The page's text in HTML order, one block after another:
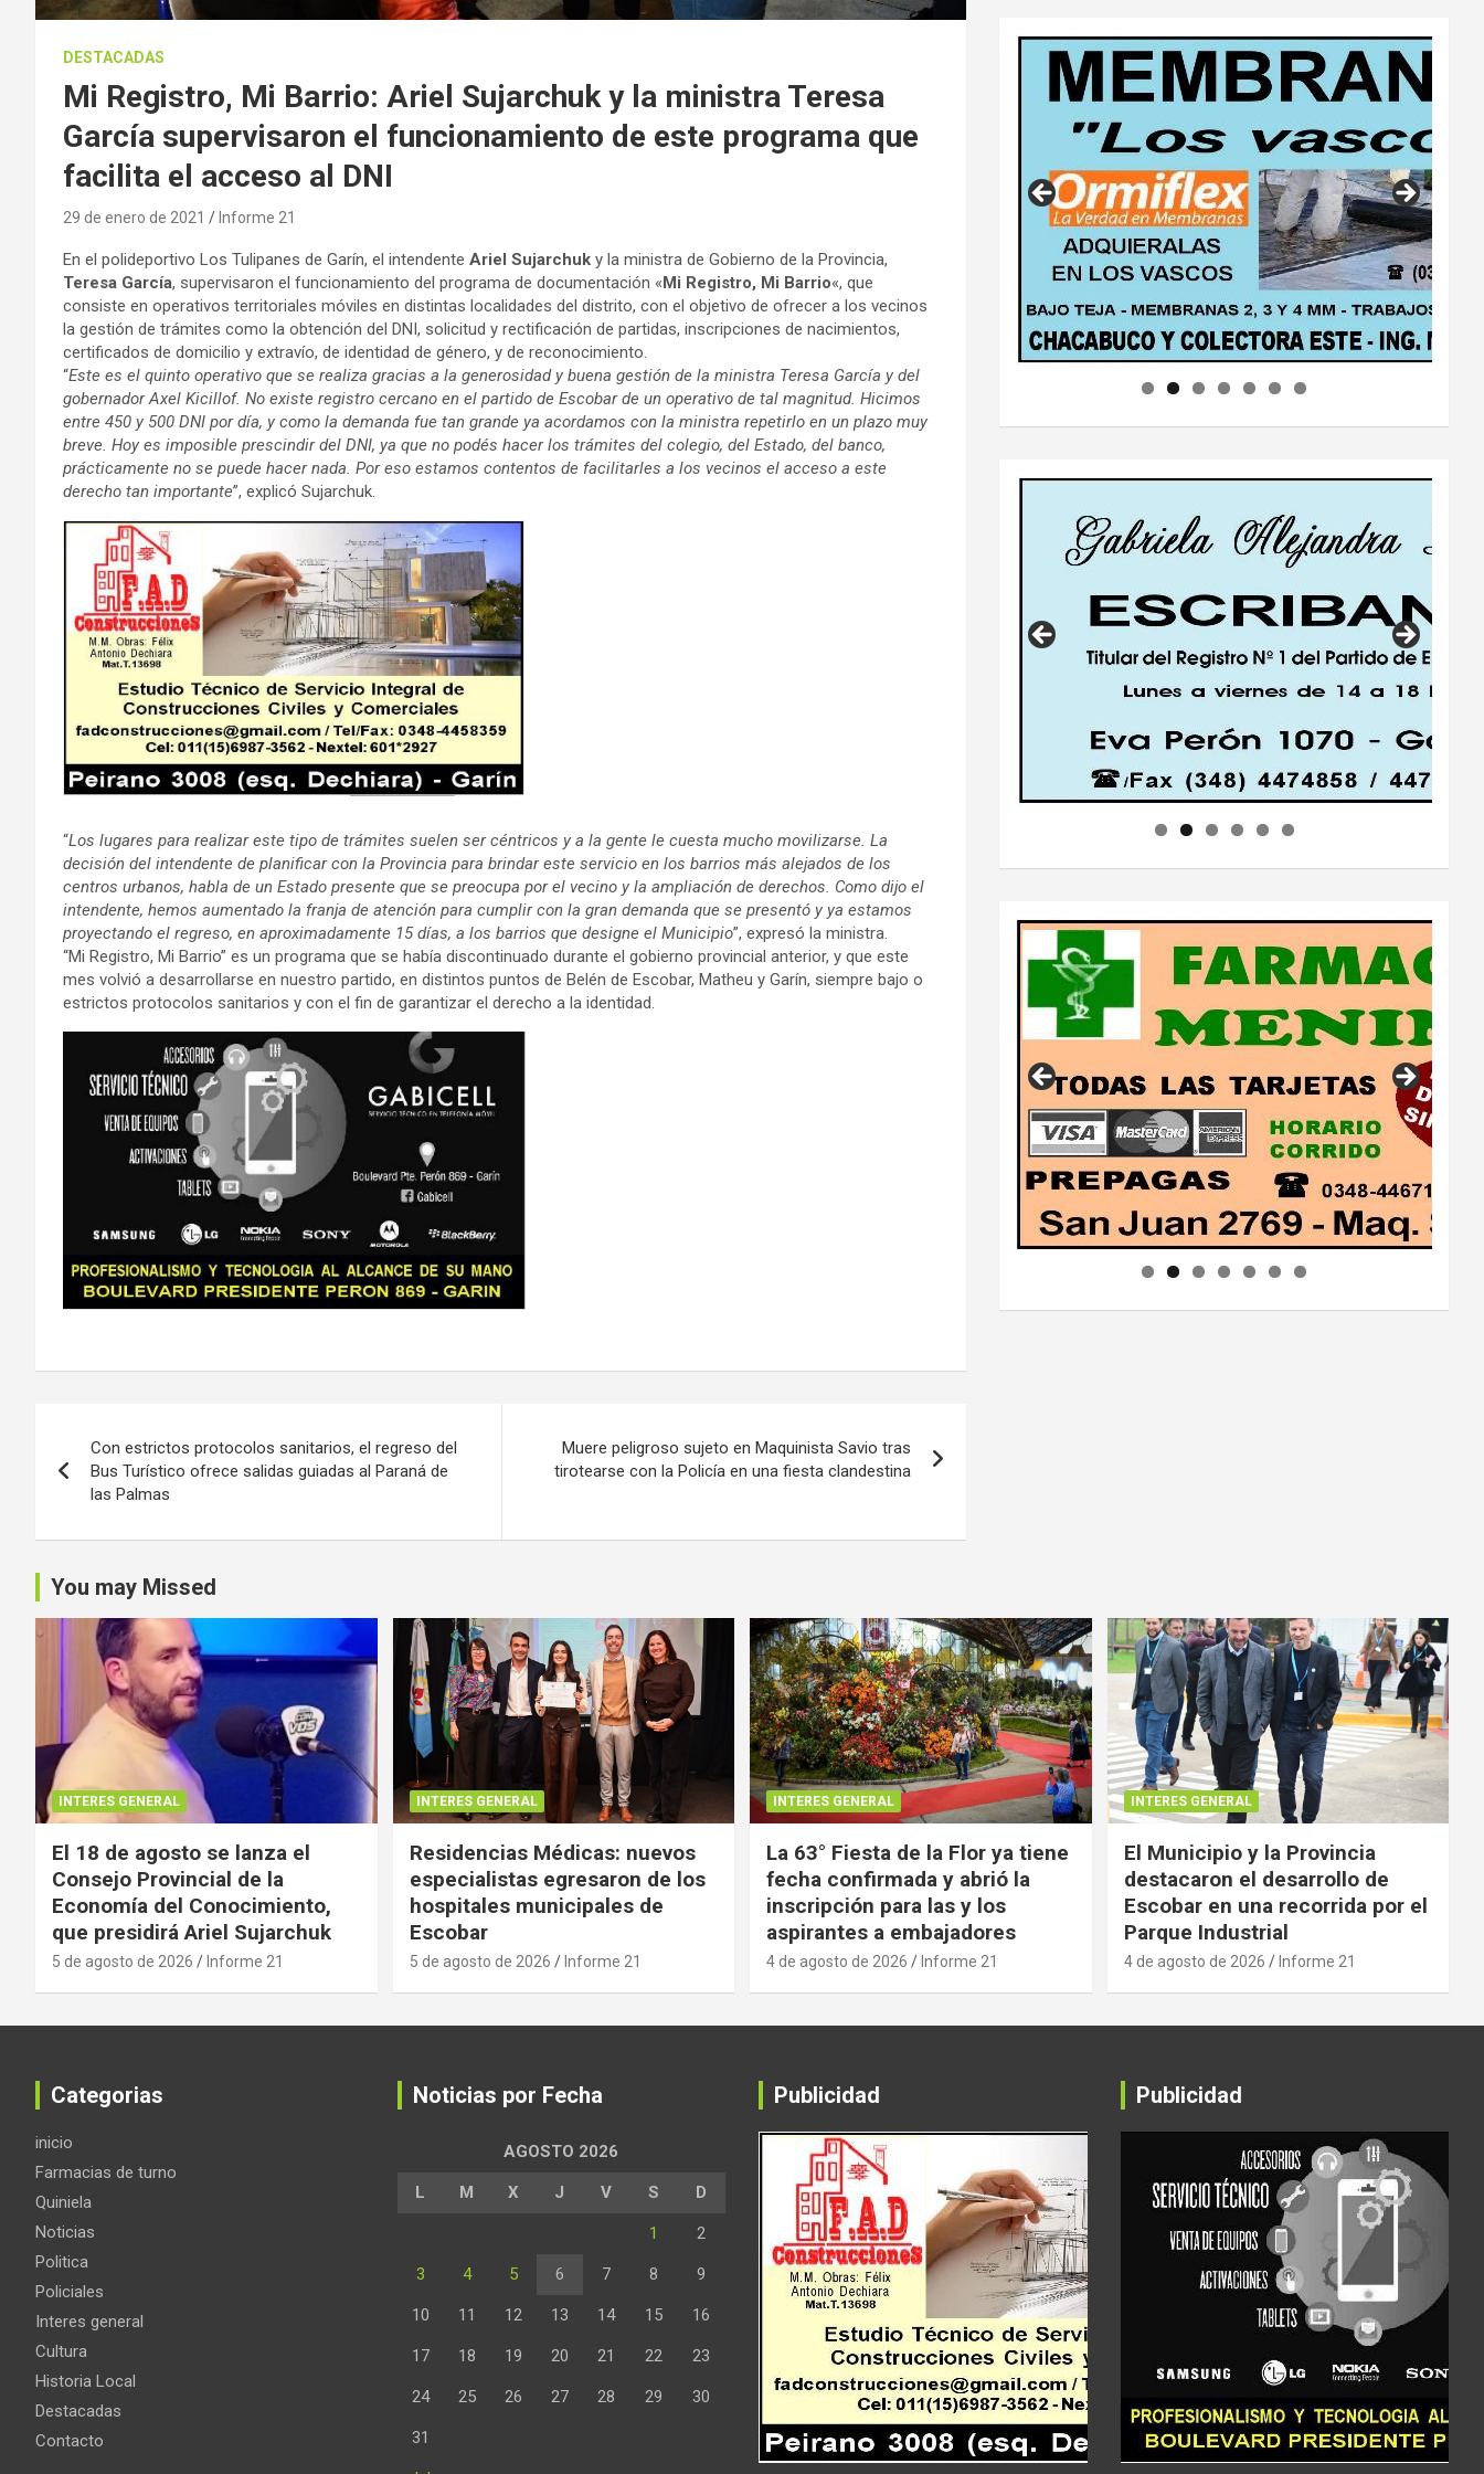
DESTACADAS
Mi Registro, Mi Barrio: Ariel Sujarchuk y la ministra Teresa
García supervisaron el funcionamiento de este programa que
facilita el acceso al DNI
29 de enero de 2021 Informe 21
En el polideportivo Los Tulipanes de Garín, el intendente Ariel Sujarchuk y la ministra de Gobierno de la Provincia,
Teresa García, supervisaron el funcionamiento del programa de documentación «Mi Registro, Mi Barrio«, que
consiste en operativos territoriales móviles en distintas localidades del distrito, con el objetivo de ofrecer a los vecinos
la gestión de trámites como la obtención del DNI, solicitud y rectificación de partidas, inscripciones de nacimientos,
certificados de domicilio y extravío, de identidad de género, y de reconocimiento.
“Este es el quinto operativo que se realiza gracias a la generosidad y buena gestión de la ministra Teresa García y del
gobernador Axel Kicillof. No existe registro cercano en el partido de Escobar de un operativo de tal magnitud. Hicimos
entre 450 y 500 DNI por día, y como la demanda fue tan grande ya acordamos con la ministra repetirlo en un plazo muy
breve. Hoy es imposible prescindir del DNI, ya que no podés hacer los trámites del colegio, del Estado, del banco,
prácticamente no se puede hacer nada. Por eso estamos contentos de facilitarles a los vecinos el acceso a este
derecho tan importante”, explicó Sujarchuk.
“Los lugares para realizar este tipo de trámites suelen ser céntricos y a la gente le cuesta mucho movilizarse. La
decisión del intendente de planificar con la Provincia para brindar este servicio en los barrios más alejados de los
centros urbanos, habla de un Estado presente que se preocupa por el vecino y la ampliación de derechos. Como dijo el
intendente, hemos aumentado la franja de atención para cumplir con la gran demanda que se presentó y ya estamos
proyectando el regreso, en aproximadamente 15 días, a los barrios que designe el Municipio”, expresó la ministra.
“Mi Registro, Mi Barrio” es un programa que se había discontinuado durante el gobierno provincial anterior, y que este
mes volvió a desarrollarse en nuestro partido, en distintos puntos de Belén de Escobar, Matheu y Garín, siempre bajo o
estrictos protocolos sanitarios y con el fin de garantizar el derecho a la identidad.
de
Con estrictos protocolos sanitarios, el regreso del
Bus Turístico ofrece salidas guiadas al Paraná de
las Palmas
Muere peligroso sujeto en Maquinista Savio tras
tirotearse con la Policía en una fiesta clandestina
You may Missed
INTERES GENERAL
El 18 de agosto se lanza el
Consejo Provincial de la
Economía del Conocimiento,
que presidirá Ariel Sujarchuk
5 de agosto de 2026 Informe 21
INTERES GENERAL
Residencias Médicas: nuevos
especialistas egresaron de los
hospitales municipales de
Escobar
5 de agosto de 2026 Informe 21
INTERES GENERAL
La 63° Fiesta de la Flor ya tiene
fecha confirmada y abrió la
inscripción para las y los
aspirantes a embajadores
4 de agosto de 2026 Informe 21
INTERES GENERAL
El Municipio y la Provincia
destacaron el desarrollo de
Escobar en una recorrida por el
Parque Industrial
4 de agosto de 2026 Informe 21
Categorias
inicio
Farmacias de turno
Quiniela
Noticias
Politica
Policiales
Interes general
Cultura
Historia Local
Destacadas
Contacto
Noticias por Fecha
AGOSTO 2026
L M X J V S D
1 2
3 4 5 6 7 8 9
10 11 12 13 14 15 16
17 18 19 20 21 22 23
24 25 26 27 28 29 30
31
Publicidad Publicidad